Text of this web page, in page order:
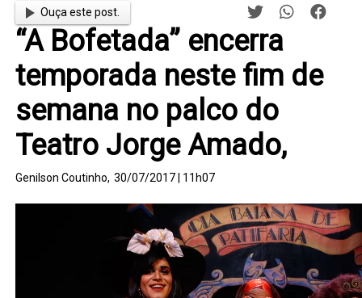
Ouça este post.
“A Bofetada” encerra
temporada neste fim de
semana no palco do
Teatro Jorge Amado,
Genilson Coutinho, 30/07/2017 | 11h07